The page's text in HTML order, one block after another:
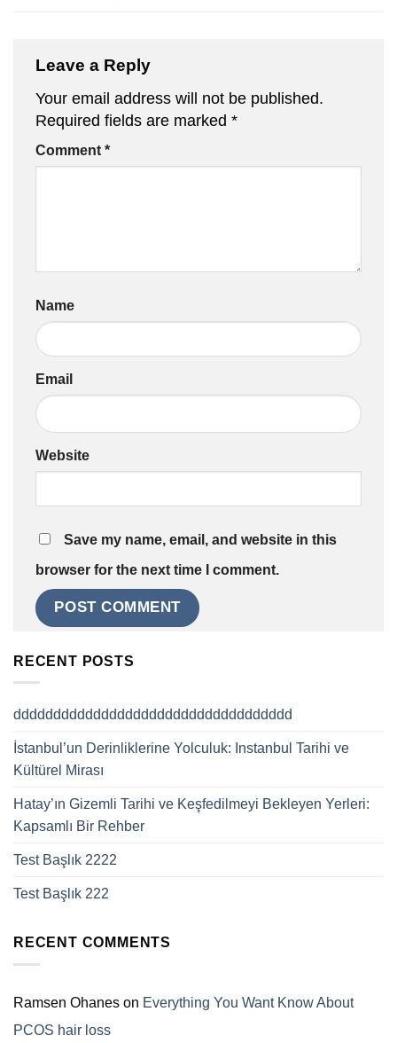
Leave a Reply
Your email address will not be published.
Required fields are marked *
Comment *
Name
Email
Website
Save my name, email, and website in this
browser for the next time I comment.
RECENT POSTS
ddddddddddddddddddddddddddddddddddd
İstanbul’un Derinliklerine Yolculuk: Instanbul Tarihi ve
Kültürel Mirası
Hatay’ın Gizemli Tarihi ve Keşfedilmeyi Bekleyen Yerleri:
Kapsamlı Bir Rehber
Test Başlık 2222
Test Başlık 222
RECENT COMMENTS
Ramsen Ohanes on Everything You Want Know About
PCOS hair loss